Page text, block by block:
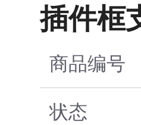
插件框
商品编号
状态